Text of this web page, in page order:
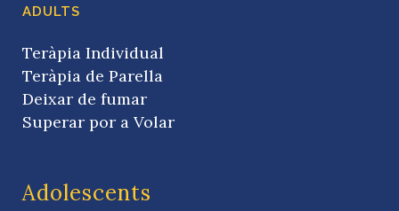
ADULTS
Teràpia Individual
Teràpia de Parella
Deixar de fumar
Superar por a Volar
Adolescents